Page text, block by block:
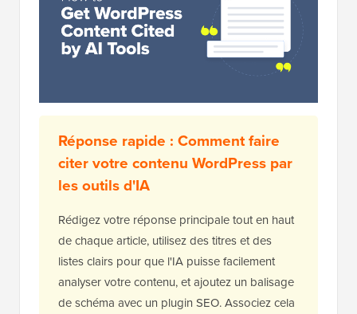
Réponse rapide : Comment faire
citer votre contenu WordPress par
les outils d'IA
Rédigez votre réponse principale tout en haut
de chaque article, utilisez des titres et des
listes clairs pour que l'IA puisse facilement
analyser votre contenu, et ajoutez un balisage
de schéma avec un plugin SEO. Associez cela